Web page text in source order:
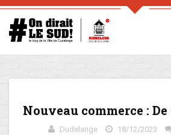
Nouveau commerce :
Dudelange 18/12/2023